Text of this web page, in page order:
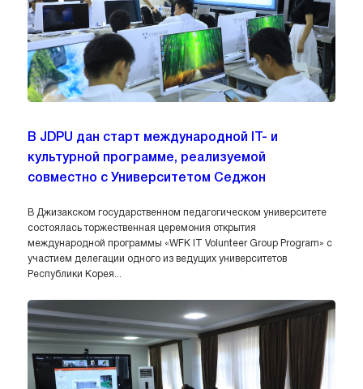
В JDPU дан старт международной IT- и
культурной программе, реализуемой
совместно с Университетом Седжон
В Джизакском государственном педагогическом университете
состоялась торжественная церемония открытия
международной программы «WFK IT Volunteer Group Program» с
участием делегации одного из ведущих университетов
Республики Корея...